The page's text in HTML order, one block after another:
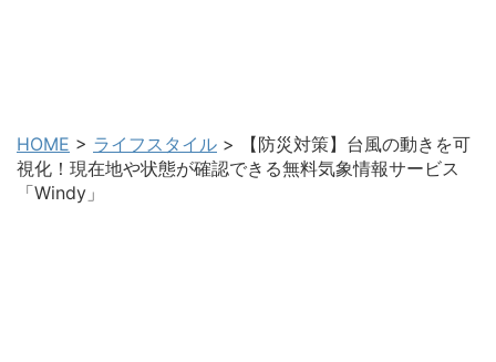
HOME > ライフスタイル >
【防災対策】台風の動きを可
視化！現在地や状態が確認できる無料気象情報サービス
「Windy」